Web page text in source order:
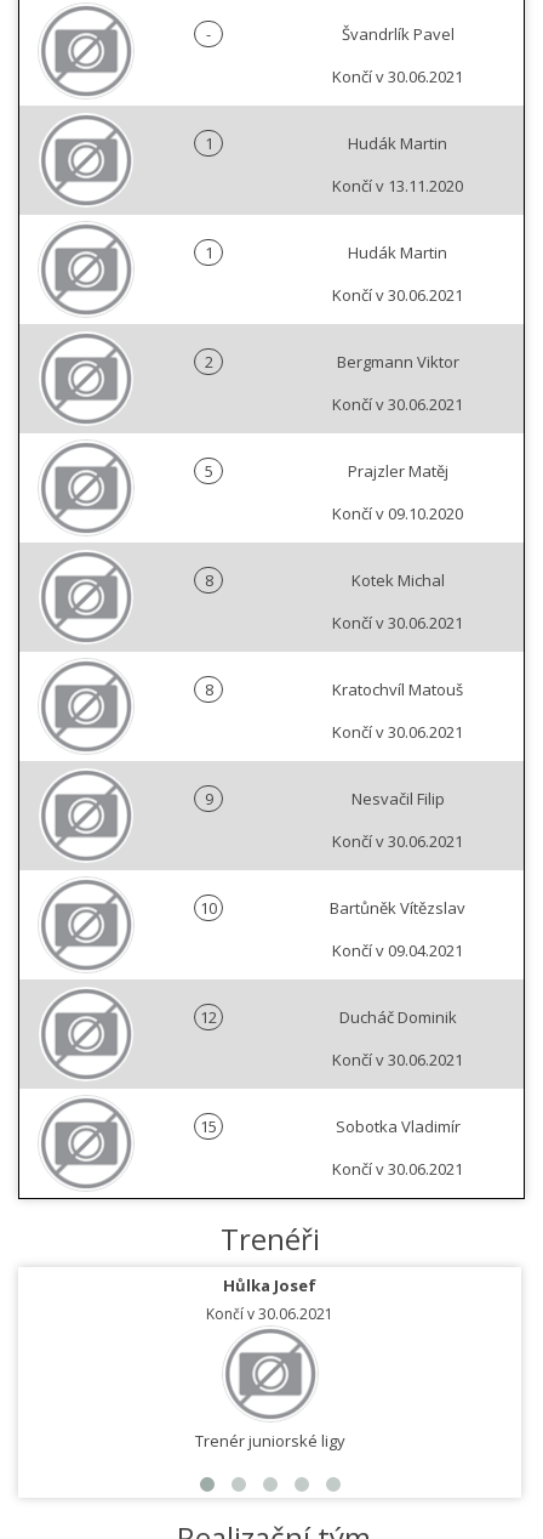
-
Švandrlík Pavel
Končí v 30.06.2021
1
Hudák Martin
Končí v 13.11.2020
1
Hudák Martin
Končí v 30.06.2021
2
Bergmann Viktor
Končí v 30.06.2021
5
Prajzler Matěj
Končí v 09.10.2020
8
Kotek Michal
Končí v 30.06.2021
8
Kratochvíl Matouš
Končí v 30.06.2021
9
Nesvačil Filip
Končí v 30.06.2021
10
Bartůněk Vítězslav
Končí v 09.04.2021
12
Ducháč Dominik
Končí v 30.06.2021
15
Sobotka Vladimír
Končí v 30.06.2021
Trenéři
Hůlka Josef
Končí v 30.06.2021
Trenér juniorské ligy